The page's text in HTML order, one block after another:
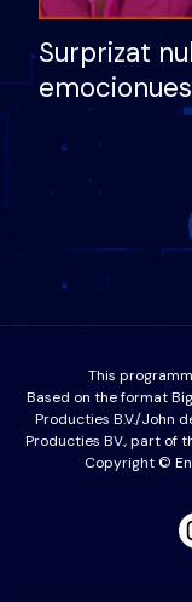
Surprizat
nëna dhe
nuk i
This
Based on the format
Producties B.V./John
Producties BV., part of
Copyright ©